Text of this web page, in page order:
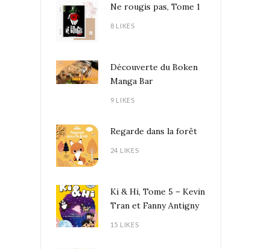
Ne rougis pas, Tome 1
8 LIKES
Découverte du Boken
Manga Bar
9 LIKES
Regarde dans la forêt
24 LIKES
Ki & Hi, Tome 5 – Kevin
Tran et Fanny Antigny
15 LIKES